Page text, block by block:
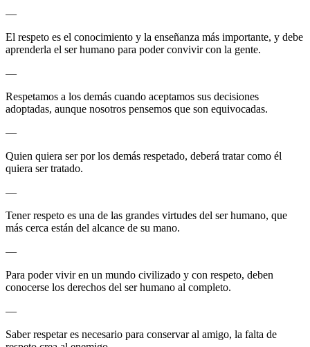
—
El respeto es el conocimiento y la enseñanza más importante, y debe
aprenderla el ser humano para poder convivir con la gente.
—
Respetamos a los demás cuando aceptamos sus decisiones
adoptadas, aunque nosotros pensemos que son equivocadas.
—
Quien quiera ser por los demás respetado, deberá tratar como él
quiera ser tratado.
—
Tener respeto es una de las grandes virtudes del ser humano, que
más cerca están del alcance de su mano.
—
Para poder vivir en un mundo civilizado y con respeto, deben
conocerse los derechos del ser humano al completo.
—
Saber respetar es necesario para conservar al amigo, la falta de